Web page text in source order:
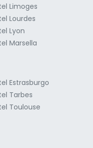
Limoges
Lourdes
Lyon
Marsella
Estrasburgo
Tarbes
Toulouse